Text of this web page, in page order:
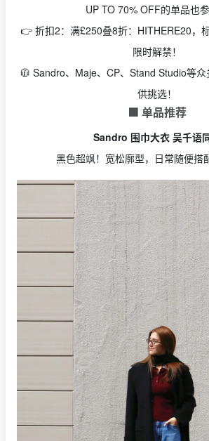
UP TO 70% OFF的单品也参
👉 折扣2：满£250叠8折：HITHERE20，
限时解禁！
🧥 Sandro、Maje、CP、Stand Studio等
供挑选！
🟩 单品推荐
Sandro 围巾大衣 吴千语
黑色超飒！宽松廓型，日常随便搭